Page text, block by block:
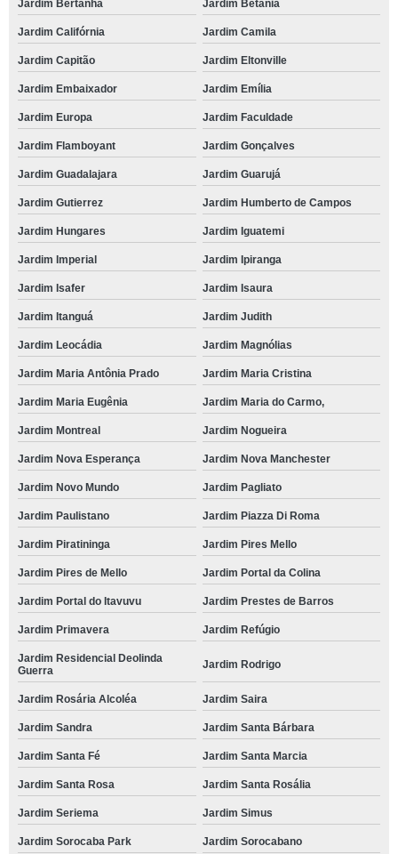
Jardim Bertanha Jardim Betânia
Jardim Califórnia Jardim Camila
Jardim Capitão Jardim Eltonville
Jardim Embaixador Jardim Emília
Jardim Europa Jardim Faculdade
Jardim Flamboyant Jardim Gonçalves
Jardim Guadalajara Jardim Guarujá
Jardim Gutierrez Jardim Humberto de Campos
Jardim Hungares Jardim Iguatemi
Jardim Imperial Jardim Ipiranga
Jardim Isafer Jardim Isaura
Jardim Itanguá Jardim Judith
Jardim Leocádia Jardim Magnólias
Jardim Maria Antônia Prado Jardim Maria Cristina
Jardim Maria Eugênia Jardim Maria do Carmo,
Jardim Montreal Jardim Nogueira
Jardim Nova Esperança Jardim Nova Manchester
Jardim Novo Mundo Jardim Pagliato
Jardim Paulistano Jardim Piazza Di Roma
Jardim Piratininga Jardim Pires Mello
Jardim Pires de Mello Jardim Portal da Colina
Jardim Portal do Itavuvu Jardim Prestes de Barros
Jardim Primavera Jardim Refúgio
Jardim Residencial Deolinda
Guerra
Jardim Rodrigo
Jardim Rosária Alcoléa Jardim Saira
Jardim Sandra Jardim Santa Bárbara
Jardim Santa Fé Jardim Santa Marcia
Jardim Santa Rosa Jardim Santa Rosália
Jardim Seriema Jardim Simus
Jardim Sorocaba Park Jardim Sorocabano